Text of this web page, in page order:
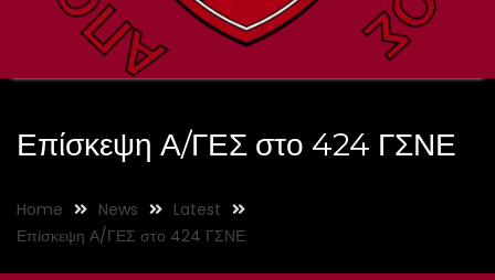
Επίσκεψη Α/ΓΕΣ στο 424 ΓΣΝΕ
Home News
Latest
Επίσκεψη Α/ΓΕΣ στο 424 ΓΣΝΕ